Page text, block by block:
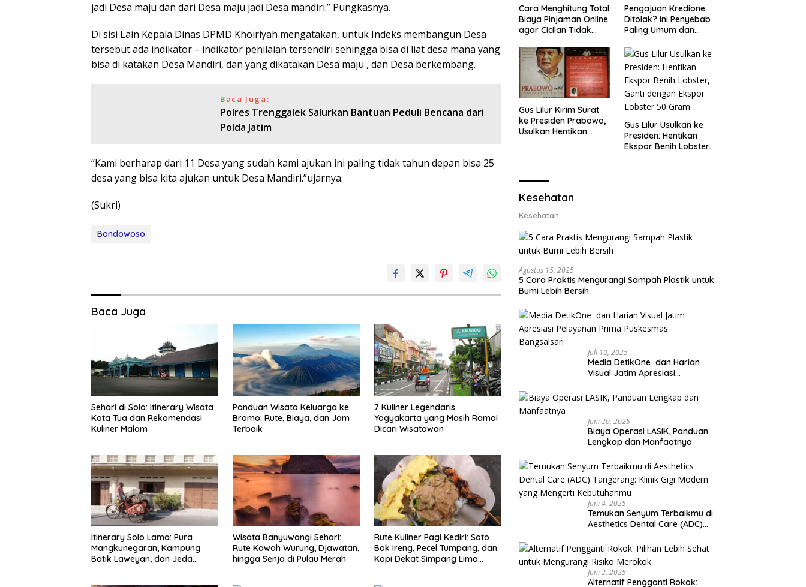
jadi Desa maju dan dari Desa maju jadi Desa mandiri.” Pungkasnya.
Di sisi Lain Kepala Dinas DPMD Khoiriyah mengatakan, untuk Indeks membangun Desa
tersebut ada indikator – indikator penilaian tersendiri sehingga bisa di liat desa mana yang
bisa di katakan Desa Mandiri, dan yang dikatakan Desa maju , dan Desa berkembang.
Baca Juga:
Polres Trenggalek Salurkan Bantuan Peduli Bencana dari
Polda Jatim
“Kami berharap dari 11 Desa yang sudah kami ajukan ini paling tidak tahun depan bisa 25
desa yang bisa kita ajukan untuk Desa Mandiri.”ujarnya.
(Sukri)
Bondowoso
Baca Juga
Sehari di Solo: Itinerary Wisata
Kota Tua dan Rekomendasi
Kuliner Malam
Panduan Wisata Keluarga ke
Bromo: Rute, Biaya, dan Jam
Terbaik
7 Kuliner Legendaris
Yogyakarta yang Masih Ramai
Dicari Wisatawan
Itinerary Solo Lama: Pura
Mangkunegaran, Kampung
Batik Laweyan, dan Jeda
Wisata Banyuwangi Sehari:
Rute Kawah Wurung, Djawatan,
hingga Senja di Pulau Merah
Rute Kuliner Pagi Kediri: Soto
Bok Ireng, Pecel Tumpang, dan
Kopi Dekat Simpang Lima
Cara Menghitung Total
Biaya Pinjaman Online
agar Cicilan Tidak
Pengajuan Kredione
Ditolak? Ini Penyebab
Paling Umum dan
Gus Lilur Kirim Surat
ke Presiden Prabowo,
Usulkan Hentikan
Gus Lilur Usulkan ke
Presiden: Hentikan
Ekspor Benih Lobster,
Kesehatan
Kesehatan
Agustus 15, 2025
5 Cara Praktis Mengurangi Sampah Plastik untuk
Bumi Lebih Bersih
Juli 10, 2025
Media DetikOne dan Harian
Visual Jatim Apresiasi
Bangsalsari
Juni 20, 2025
Biaya Operasi LASIK, Panduan
Lengkap dan Manfaatnya
Juni 4, 2025
Temukan Senyum Terbaikmu di
Aesthetics Dental Care (ADC)
yang Mengerti Kebutuhanmu
Juni 2, 2025
Alternatif Pengganti Rokok: